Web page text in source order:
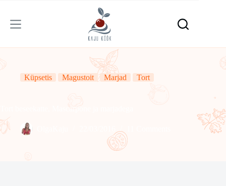
content
Küpsetis Magustoit Marjad Tort
Tort beseekatte, Mascarpone ja marjadega